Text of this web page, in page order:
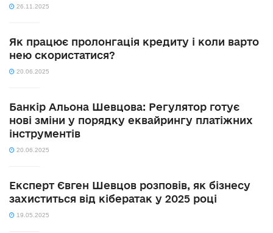
26.11.2025
Як працює пролонгація кредиту і коли варто
нею скористатися?
20.06.2025
Банкір Альона Шевцова: Регулятор готує
нові зміни у порядку еквайрингу платіжних
інструментів
20.06.2025
Експерт Євген Шевцов розповів, як бізнесу
захиститься від кібератак у 2025 році
19.05.2025